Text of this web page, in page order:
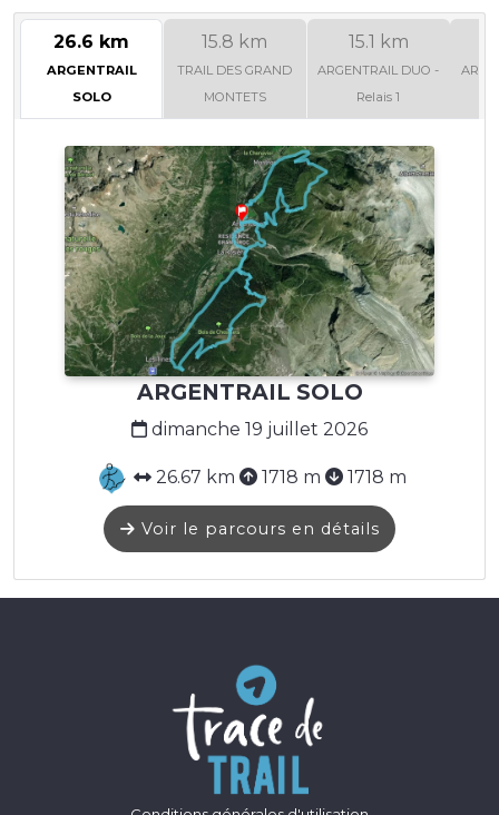
26.6 km
ARGENTRAIL
SOLO
15.8 km
TRAIL DES GRAND
MONTETS
15.1 km
ARGENTRAIL DUO -
Relais 1
ARGENTRAIL SOLO
dimanche 19 juillet 2026
26.67 km 1718 m 1718 m
Voir le parcours en détails